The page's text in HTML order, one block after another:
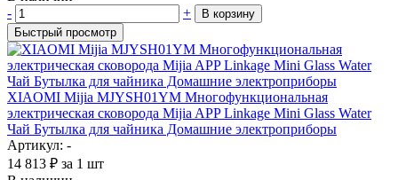
-
+
В корзину
Быстрый просмотр
XIAOMI Mijia MJYSH01YM Многофункциональная
электрическая сковорода Mijia APP Linkage Mini Glass Water
Чай Бутылка для чайника Домашние электроприборы
Артикул: -
14 813 ₽ за 1 шт